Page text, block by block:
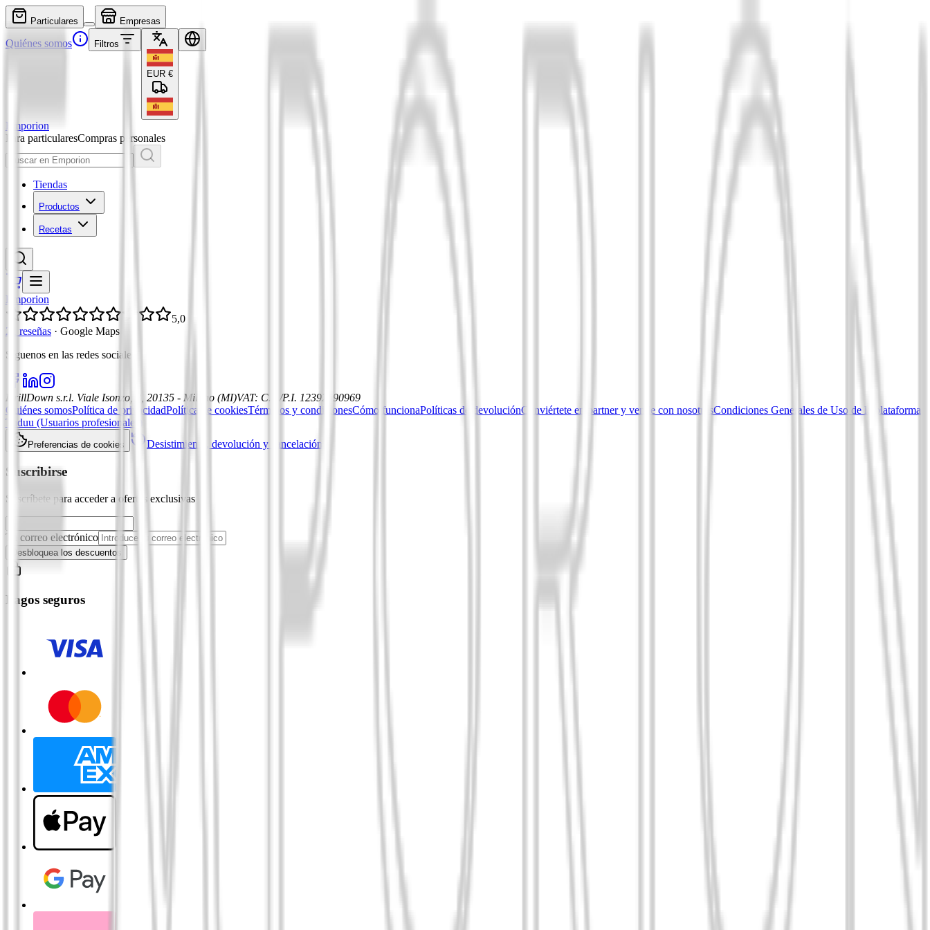
Particulares Empresas
Quiénes somos Filtros
EUR €
Emporion
Para particularesCompras personales
Tiendas
Productos
Recetas
Emporion
5,0
21 reseñas · Google Maps
Síguenos en las redes sociales
DrillDown s.r.l. Viale Isonzo, 8, 20135 - Milano (MI)VAT: C.F./P.I. 12392590969
Quiénes somosPolítica de privacidadPolítica de cookiesTérminos y condicionesCómo funcionaPolíticas de devoluciónConviértete en partner y vende con nosotrosCondiciones Generales de Uso de la plataforma
Tuduu (Usuarios profesionales)
Preferencias de cookies Desistimiento, devolución y cancelación
Suscribirse
Suscríbete para acceder a ofertas exclusivas
Tu correo electrónico
Desbloquea los descuentos
Pagos seguros